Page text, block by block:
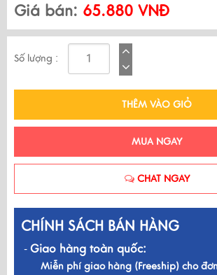
Giá bán: 65.880 VNĐ
Số lượng :
THÊM VÀO GIỎ
MUA NGAY
CHAT NGAY
CHÍNH SÁCH BÁN HÀNG
- Giao hàng toàn quốc:
Miễn phí giao hàng (Freeship) cho